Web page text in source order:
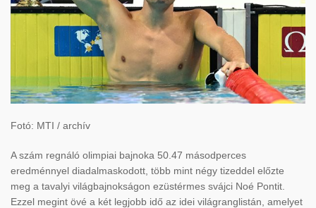
Fotó: MTI / archív
A szám regnáló olimpiai bajnoka 50.47 másodperces
eredménnyel diadalmaskodott, több mint négy tizeddel előzte
meg a tavalyi világbajnokságon ezüstérmes svájci Noé Pontit.
Ezzel megint övé a két legjobb idő az idei világranglistán, amelyet